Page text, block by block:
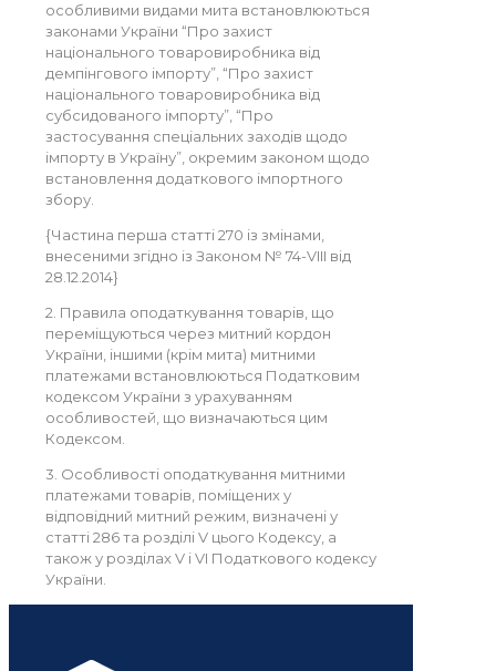
особливими видами мита встановлюються
законами України “Про захист
національного товаровиробника від
демпінгового імпорту”, “Про захист
національного товаровиробника від
субсидованого імпорту”, “Про
застосування спеціальних заходів щодо
імпорту в Україну”, окремим законом щодо
встановлення додаткового імпортного
збору.
{Частина перша статті 270 із змінами,
внесеними згідно із Законом № 74-VIII від
28.12.2014}
2. Правила оподаткування товарів, що
переміщуються через митний кордон
України, іншими (крім мита) митними
платежами встановлюються Податковим
кодексом України з урахуванням
особливостей, що визначаються цим
Кодексом.
3. Особливості оподаткування митними
платежами товарів, поміщених у
відповідний митний режим, визначені у
статті 286 та розділі V цього Кодексу, а
також у розділах V і VI Податкового кодексу
України.